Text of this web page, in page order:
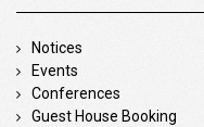
Notices
Events
Conferences
Guest House Booking